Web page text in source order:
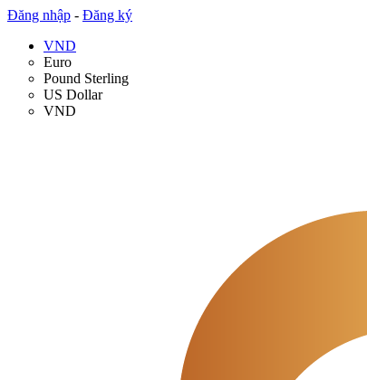
Đăng nhập - Đăng ký
VND
Euro
Pound Sterling
US Dollar
VND